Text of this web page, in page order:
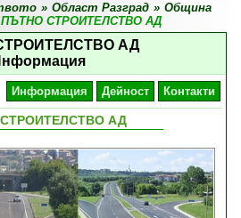
» Област Разград » Община
ПЪТНО СТРОИТЕЛСТВО АД
АД
Информация Дейност Контакти
АД